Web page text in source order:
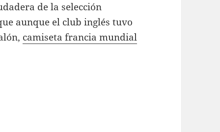
de la selección
aunque el club inglés tuvo
camiseta francia mundial